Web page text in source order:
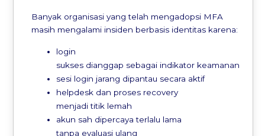
Banyak organisasi yang telah mengadopsi MFA
masih mengalami insiden berbasis identitas karena:
login
sukses dianggap sebagai indikator keamanan
sesi login jarang dipantau secara aktif
helpdesk dan proses recovery
menjadi titik lemah
akun sah dipercaya terlalu lama
tanpa evaluasi ulang